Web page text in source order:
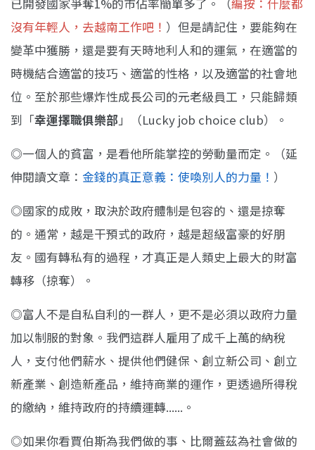
已開發國家爭奪1%的市佔率簡單多了。（編按：什麼都
沒有年輕人，去越南工作吧！ ）但是請記住，要能夠在
變革中獲勝，還是要有天時地利人和的運氣，在適當的
時機結合適當的技巧、適當的性格，以及適當的社會地
位。至於那些爆炸性成長公司的元老級員工，只能歸類
到「幸運擇職俱樂部」（Lucky job choice club）。
◎一個人的貧富，是看他所能掌控的勞動量而定。（延
伸閱讀文章： 金錢的真正意義：使喚別人的力量！ ）
◎國家的成敗，取決於政府體制是包容的、還是掠奪
的。通常，越是干預式的政府，越是超級富豪的好朋
友。國有轉私有的過程，才真正是人類史上最大的財富
轉移（掠奪）。
◎富人不是自私自利的一群人，更不是必須以政府力量
加以制服的對象。我們這群人雇用了成千上萬的納稅
人，支付他們薪水、提供他們健保、創立新公司、創立
新產業、創造新產品，維持商業的運作，更透過所得稅
的繳納，維持政府的持續運轉......。
◎如果你看賈伯斯為我們做的事、比爾蓋茲為社會做的